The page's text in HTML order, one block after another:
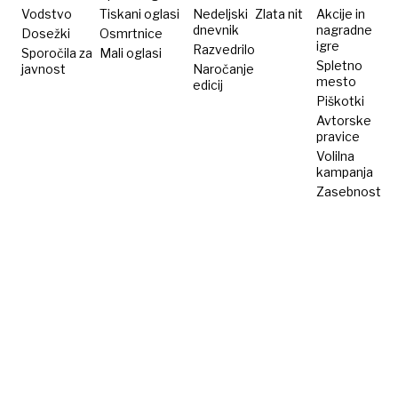
trajanja
Vodstvo
Dosežki
Sporočila za
javnost
Tiskani oglasi
Osmrtnice
Mali oglasi
Nedeljski
dnevnik
Razvedrilo
Naročanje
edicij
Zlata nit
Akcije in
nagradne
igre
Spletno
mesto
Piškotki
Avtorske
pravice
Volilna
kampanja
Zasebnost